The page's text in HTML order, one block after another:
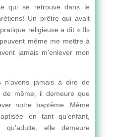
qui se retrouve dans le
Un prêtre qui avait
religieuse a dit « Ils
même me mettre à
jamais m’enlever mon
n’avons jamais à dire de
de même, il demeure que
notre baptême. Même
en tant qu’enfant,
elle demeure